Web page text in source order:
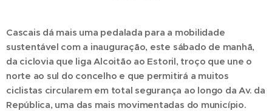
Cascais dá mais uma pedalada para a mobilidade
sustentável com a inauguração, este sábado de manhã,
da ciclovia que liga Alcoitão ao Estoril, troço que une o
norte ao sul do concelho e que permitirá a muitos
ciclistas circularem em total segurança ao longo da Av. da
República, uma das mais movimentadas do município.